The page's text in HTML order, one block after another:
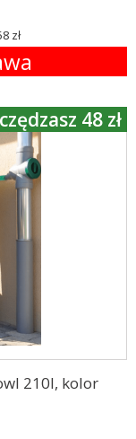
zł
210l, kolor
48 zł